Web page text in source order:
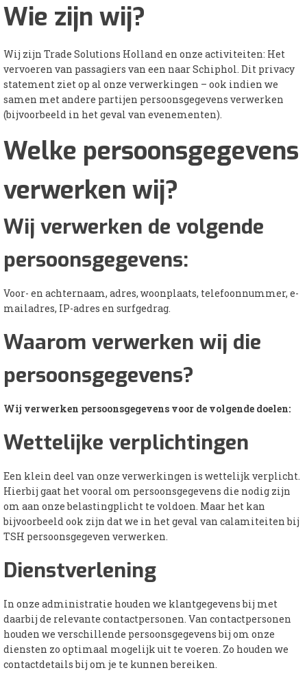
Wie zijn wij?
Wij zijn Trade Solutions Holland en onze activiteiten: Het
vervoeren van passagiers van een naar Schiphol. Dit privacy
statement ziet op al onze verwerkingen – ook indien we
samen met andere partijen persoonsgegevens verwerken
(bijvoorbeeld in het geval van evenementen).
Welke persoonsgegevens
verwerken wij?
Wij verwerken de volgende
persoonsgegevens:
Voor- en achternaam, adres, woonplaats, telefoonnummer, e-
mailadres, IP-adres en surfgedrag.
Waarom verwerken wij die
persoonsgegevens?
Wij verwerken persoonsgegevens voor de volgende doelen:
Wettelijke verplichtingen
Een klein deel van onze verwerkingen is wettelijk verplicht.
Hierbij gaat het vooral om persoonsgegevens die nodig zijn
om aan onze belastingplicht te voldoen. Maar het kan
bijvoorbeeld ook zijn dat we in het geval van calamiteiten bij
TSH persoonsgegeven verwerken.
Dienstverlening
In onze administratie houden we klantgegevens bij met
daarbij de relevante contactpersonen. Van contactpersonen
houden we verschillende persoonsgegevens bij om onze
diensten zo optimaal mogelijk uit te voeren. Zo houden we
contactdetails bij om je te kunnen bereiken.